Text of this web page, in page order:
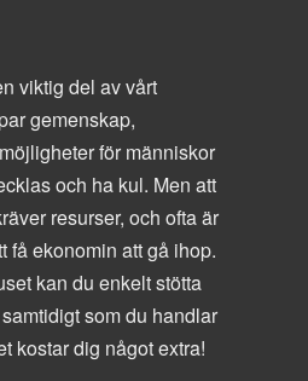
viktig del av vårt
gemenskap,
för människor
och ha kul. Men att
resurser, och ofta är
få ekonomin att gå ihop.
kan du enkelt stötta
som du handlar
kostar dig något extra!